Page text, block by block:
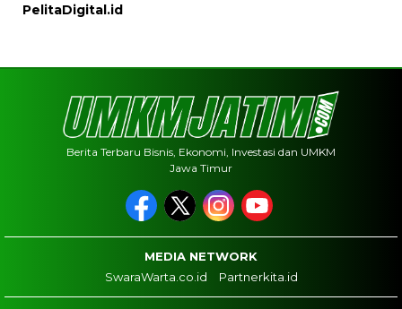
PelitaDigital.id
Berita Terbaru Bisnis, Ekonomi, Investasi dan UMKM
Jawa Timur
MEDIA NETWORK
SwaraWarta.co.id
Partnerkita.id